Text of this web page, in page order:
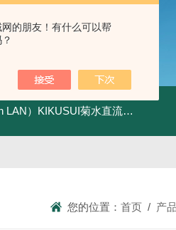
的朋友！有什么可以帮
菊水直流电源-四象限节能测试
您的位置： 首页 / 产